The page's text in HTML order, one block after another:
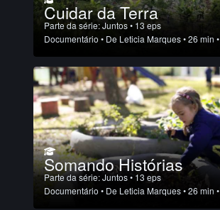
Cuidar da Terra
Parte da série:Juntos• 13 eps
Documentário • De Leticia Marques• 26 min •
Somando Histórias
Parte da série:Juntos• 13 eps
Documentário • De Leticia Marques• 26 min •